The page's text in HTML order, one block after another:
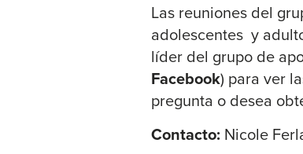
Las reuniones del
adolescentes y
líder del grupo de
Facebook) para ver
pregunta o desea
Contacto: Nicole